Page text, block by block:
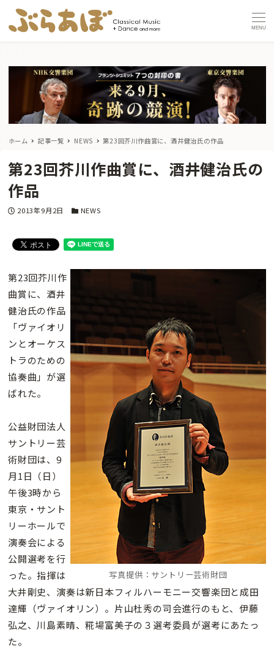
MENU
ホーム 記事一覧 NEWS 第23回芥川作曲賞に、酒井健治氏の作品
第23回芥川作曲賞に、酒井健治氏の
作品
投稿日
2013年9月2日 カテゴリー
NEWS
写真提供：サントリー芸術財団
第23回芥川作
曲賞に、酒井
健治氏の作品
「ヴァイオリ
ンとオーケス
トラのための
協奏曲」が選
ばれた。
公益財団法人
サントリー芸
術財団は、9
月1日（日）
午後3時から
東京・サント
リーホールで
演奏会による
公開選考を行
った。指揮は
大井剛史、演奏は新日本フィルハーモニー交響楽団と成田
達輝（ヴァイオリン）。片山杜秀の司会進行のもと、伊藤
弘之、川島素晴、糀場富美子の３選考委員が選考にあたっ
た。